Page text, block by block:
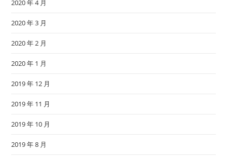
2020 年 4 月
2020 年 3 月
2020 年 2 月
2020 年 1 月
2019 年 12 月
2019 年 11 月
2019 年 10 月
2019 年 8 月